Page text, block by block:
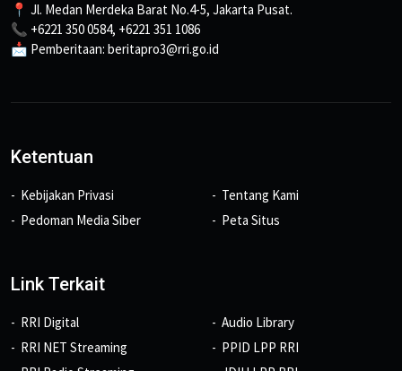
📍 Jl. Medan Merdeka Barat No.4-5, Jakarta Pusat.
📞 +6221 350 0584, +6221 351 1086
📩 Pemberitaan: beritapro3@rri.go.id
Ketentuan
Kebijakan Privasi
Pedoman Media Siber
Tentang Kami
Peta Situs
Link Terkait
RRI Digital
RRI NET Streaming
Audio Library
PPID LPP RRI